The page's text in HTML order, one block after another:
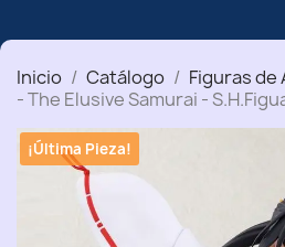
Inicio Catálogo Figuras de
- The Elusive Samurai -
¡Última Pieza!